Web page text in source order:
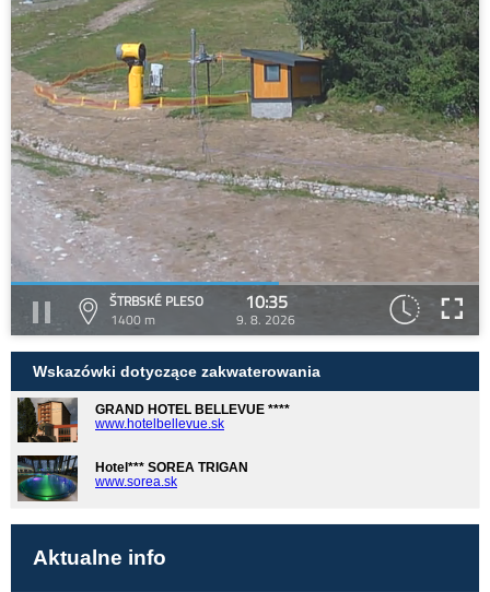
ŠTRBSKÉ PLESO
1400 m
10:35
9. 8. 2026
Wskazówki dotyczące zakwaterowania
GRAND HOTEL BELLEVUE ****
www.hotelbellevue.sk
Hotel*** SOREA TRIGAN
www.sorea.sk
Aktualne info